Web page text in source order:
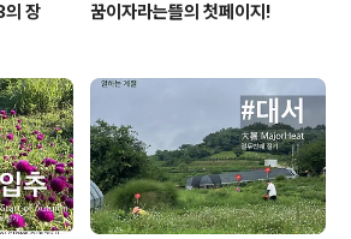
의 장
꿈이자라는뜰의 첫페이지!